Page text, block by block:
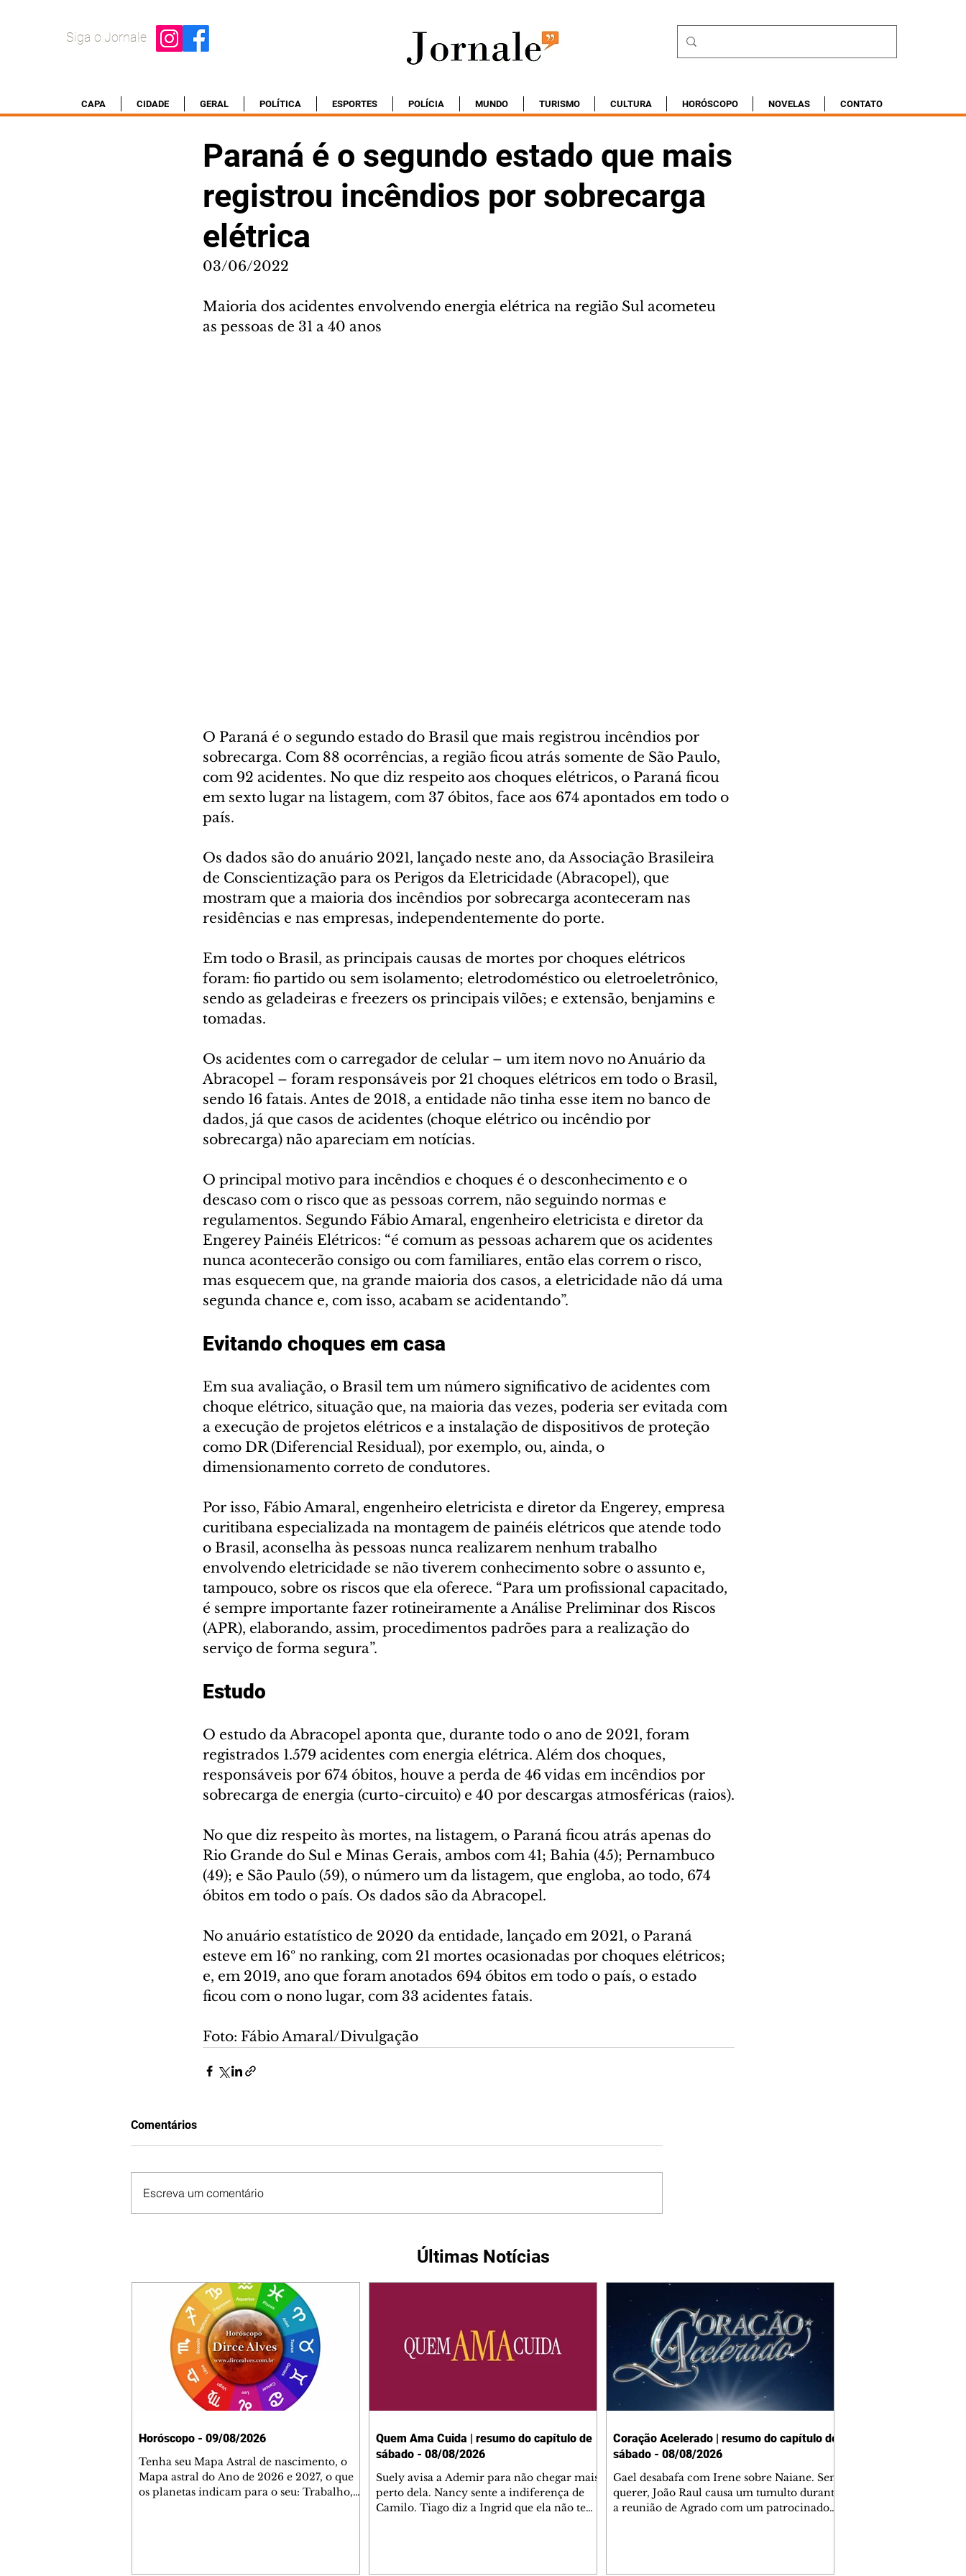
Siga o Jornale
CAPA CIDADE GERAL POLÍTICA ESPORTES POLÍCIA MUNDO TURISMO CULTURA HORÓSCOPO NOVELAS CONTATO
Paraná é o segundo estado que mais
registrou incêndios por sobrecarga
elétrica
03/06/2022
Maioria dos acidentes envolvendo energia elétrica na região Sul acometeu
as pessoas de 31 a 40 anos
O Paraná é o segundo estado do Brasil que mais registrou incêndios por
sobrecarga. Com 88 ocorrências, a região ficou atrás somente de São Paulo,
com 92 acidentes. No que diz respeito aos choques elétricos, o Paraná ficou
em sexto lugar na listagem, com 37 óbitos, face aos 674 apontados em todo o
país.
Os dados são do anuário 2021, lançado neste ano, da Associação Brasileira
de Conscientização para os Perigos da Eletricidade (Abracopel), que
mostram que a maioria dos incêndios por sobrecarga aconteceram nas
residências e nas empresas, independentemente do porte.
Em todo o Brasil, as principais causas de mortes por choques elétricos
foram: fio partido ou sem isolamento; eletrodoméstico ou eletroeletrônico,
sendo as geladeiras e freezers os principais vilões; e extensão, benjamins e
tomadas.
Os acidentes com o carregador de celular – um item novo no Anuário da
Abracopel – foram responsáveis por 21 choques elétricos em todo o Brasil,
sendo 16 fatais. Antes de 2018, a entidade não tinha esse item no banco de
dados, já que casos de acidentes (choque elétrico ou incêndio por
sobrecarga) não apareciam em notícias.
O principal motivo para incêndios e choques é o desconhecimento e o
descaso com o risco que as pessoas correm, não seguindo normas e
regulamentos. Segundo Fábio Amaral, engenheiro eletricista e diretor da
Engerey Painéis Elétricos: “é comum as pessoas acharem que os acidentes
nunca acontecerão consigo ou com familiares, então elas correm o risco,
mas esquecem que, na grande maioria dos casos, a eletricidade não dá uma
segunda chance e, com isso, acabam se acidentando”.
Evitando choques em casa
Em sua avaliação, o Brasil tem um número significativo de acidentes com
choque elétrico, situação que, na maioria das vezes, poderia ser evitada com
a execução de projetos elétricos e a instalação de dispositivos de proteção
como DR (Diferencial Residual), por exemplo, ou, ainda, o
dimensionamento correto de condutores.
Por isso, Fábio Amaral, engenheiro eletricista e diretor da Engerey, empresa
curitibana especializada na montagem de painéis elétricos que atende todo
o Brasil, aconselha às pessoas nunca realizarem nenhum trabalho
envolvendo eletricidade se não tiverem conhecimento sobre o assunto e,
tampouco, sobre os riscos que ela oferece. “Para um profissional capacitado,
é sempre importante fazer rotineiramente a Análise Preliminar dos Riscos
(APR), elaborando, assim, procedimentos padrões para a realização do
serviço de forma segura”.
Estudo
O estudo da Abracopel aponta que, durante todo o ano de 2021, foram
registrados 1.579 acidentes com energia elétrica. Além dos choques,
responsáveis por 674 óbitos, houve a perda de 46 vidas em incêndios por
sobrecarga de energia (curto-circuito) e 40 por descargas atmosféricas (raios).
No que diz respeito às mortes, na listagem, o Paraná ficou atrás apenas do
Rio Grande do Sul e Minas Gerais, ambos com 41; Bahia (45); Pernambuco
(49); e São Paulo (59), o número um da listagem, que engloba, ao todo, 674
óbitos em todo o país. Os dados são da Abracopel.
No anuário estatístico de 2020 da entidade, lançado em 2021, o Paraná
esteve em 16º no ranking, com 21 mortes ocasionadas por choques elétricos;
e, em 2019, ano que foram anotados 694 óbitos em todo o país, o estado
ficou com o nono lugar, com 33 acidentes fatais.
Foto: Fábio Amaral/Divulgação
Comentários
Escreva um comentário
Últimas Notícias
Horóscopo - 09/08/2026
Tenha seu Mapa Astral de nascimento, o
Mapa astral do Ano de 2026 e 2027, o que
os planetas indicam para o seu: Trabalho,
Quem Ama Cuida | resumo do capítulo de
sábado - 08/08/2026
Suely avisa a Ademir para não chegar mais
perto dela. Nancy sente a indiferença de
Camilo. Tiago diz a Ingrid que ela não tem
Coração Acelerado | resumo do capítulo de
sábado - 08/08/2026
Gael desabafa com Irene sobre Naiane. Sem
querer, João Raul causa um tumulto durante
a reunião de Agrado com um patrocinador.